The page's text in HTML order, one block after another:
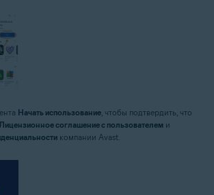
Начать использование, чтобы подтвердить, что
соглашение с пользователем и
компании Avast.